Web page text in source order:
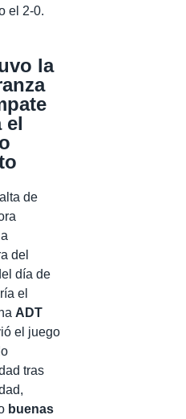
el 2-0.
la
el
de
del
día de
el
ADT
el juego
tras
buenas